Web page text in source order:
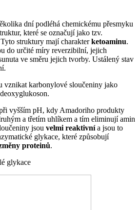
dní podléhá chemickému přesmyku
které se označují jako tzv.
struktury mají charakterketoaminu.
do určité míry reverzibilní, jejich
ve směru jejich tvorby. Ustálený stav
vznikat karbonylové sloučeniny jako
vyšším pH, kdy Amadoriho produkty
a třetím uhlíkem a tím eliminují amin
jsou velmi reaktivnía jsou to
glykace, které způsobují
proteinů.
glykace